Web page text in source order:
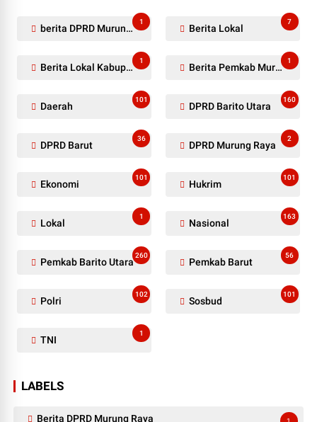
berita DPRD Murung Raya
1
Berita Lokal
7
Berita Lokal Kabupaten Barito Utara
1
Berita Pemkab Murung Raya
1
Daerah
101
DPRD Barito Utara
160
DPRD Barut
36
DPRD Murung Raya
2
Ekonomi
101
Hukrim
101
Lokal
1
Nasional
163
Pemkab Barito Utara
260
Pemkab Barut
56
Polri
102
Sosbud
101
TNI
1
LABELS
Berita DPRD Murung Raya